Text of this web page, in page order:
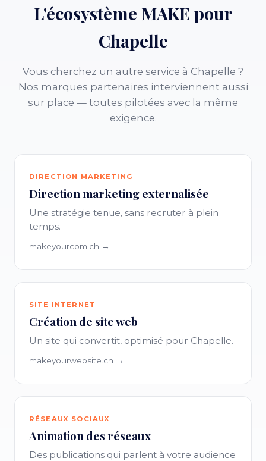
L'écosystème MAKE pour
Chapelle
Vous cherchez un autre service à Chapelle ?
Nos marques partenaires interviennent aussi
sur place — toutes pilotées avec la même
exigence.
DIRECTION MARKETING
Direction marketing externalisée
Une stratégie tenue, sans recruter à plein
temps.
makeyourcom.ch →
SITE INTERNET
Création de site web
Un site qui convertit, optimisé pour Chapelle.
makeyourwebsite.ch →
RÉSEAUX SOCIAUX
Animation des réseaux
Des publications qui parlent à votre audience